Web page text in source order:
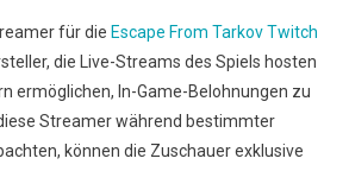
für die Escape From Tarkov Twitch
die Live-Streams des Spiels hosten
ermöglichen, In-Game-Belohnungen zu
Streamer während bestimmter
können die Zuschauer exklusive